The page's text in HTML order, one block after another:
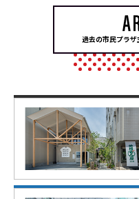
過去の市民プラ